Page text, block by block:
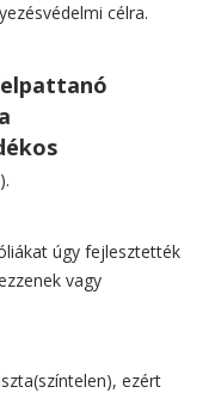
célra.
úgy fejlesztették
vagy
ezért